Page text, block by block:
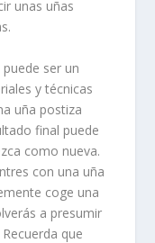
unas uñas
ser un
y técnicas
uña postiza
final puede
como nueva.
con una uña
coge una
a presumir
que